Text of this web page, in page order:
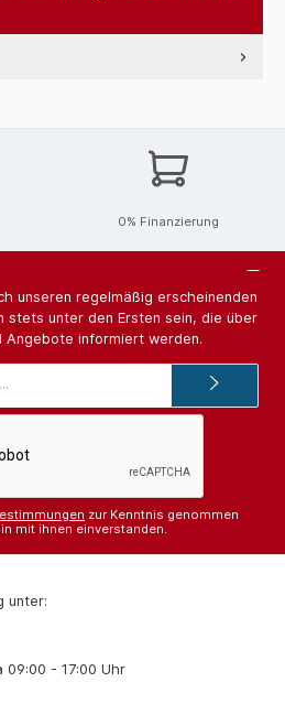
0% Finanzierung
unseren regelmäßig erscheinenden
stets unter den Ersten sein, die über
Angebote informiert werden.
Mail-
zur Kenntnis genommen
mit ihnen einverstanden.
unter:
09:00 - 17:00 Uhr